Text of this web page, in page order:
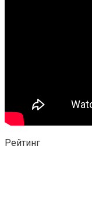
Рейтинг